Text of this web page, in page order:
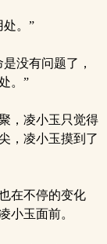
。”
没有问题了，
。”
，凌小玉只觉得
，凌小玉摸到了
在不停的变化
小玉面前。